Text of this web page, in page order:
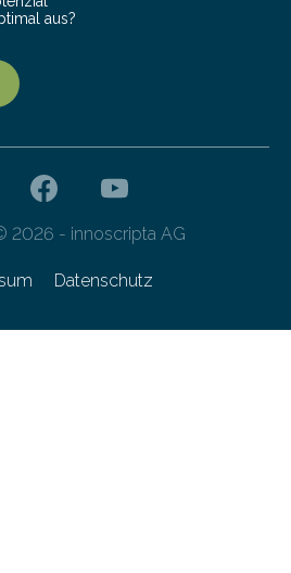
aus?
2026 - innoscripta AG
Datenschutz